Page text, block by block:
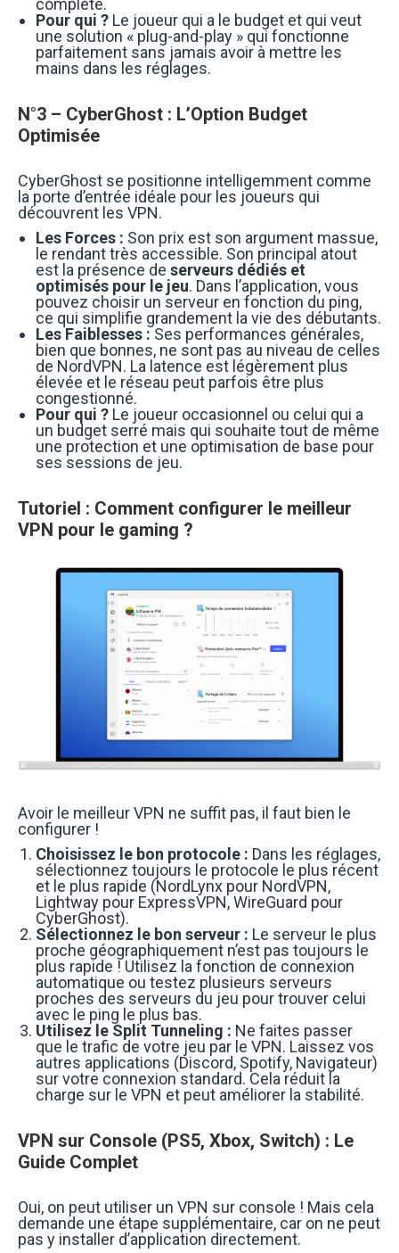
Pour qui ? Le joueur qui a le budget et qui veut
une solution « plug-and-play » qui fonctionne
parfaitement sans jamais avoir à mettre les
mains dans les réglages.
N°3 – CyberGhost : L’Option Budget
Optimisée
CyberGhost se positionne intelligemment comme
la porte d’entrée idéale pour les joueurs qui
découvrent les VPN.
Les Forces : Son prix est son argument massue,
le rendant très accessible. Son principal atout
est la présence de serveurs dédiés et
optimisés pour le jeu. Dans l’application, vous
pouvez choisir un serveur en fonction du ping,
ce qui simplifie grandement la vie des débutants.
Les Faiblesses :Ses performances générales,
bien que bonnes, ne sont pas au niveau de celles
de NordVPN. La latence est légèrement plus
élevée et le réseau peut parfois être plus
congestionné.
Pour qui ? Le joueur occasionnel ou celui qui a
un budget serré mais qui souhaite tout de même
une protection et une optimisation de base pour
ses sessions de jeu.
Tutoriel : Comment configurer le meilleur
VPN pour le gaming ?
Avoir le meilleur VPN ne suffit pas, il faut bien le
configurer !
Choisissez le bon protocole : Dans les réglages,
sélectionnez toujours le protocole le plus récent
et le plus rapide (NordLynx pour NordVPN,
Lightway pour ExpressVPN, WireGuard pour
CyberGhost).
Sélectionnez le bon serveur : Le serveur le plus
proche géographiquement n’est pas toujours le
plus rapide ! Utilisez la fonction de connexion
automatique ou testez plusieurs serveurs
proches des serveurs du jeu pour trouver celui
avec le ping le plus bas.
Utilisez le Split Tunneling : Ne faites passer
que le trafic de votre jeu par le VPN. Laissez vos
autres applications (Discord, Spotify, Navigateur)
sur votre connexion standard. Cela réduit la
charge sur le VPN et peut améliorer la stabilité.
VPN sur Console (PS5, Xbox, Switch) : Le
Guide Complet
Oui, on peut utiliser un VPN sur console ! Mais cela
demande une étape supplémentaire, car on ne peut
pas y installer d’application directement.